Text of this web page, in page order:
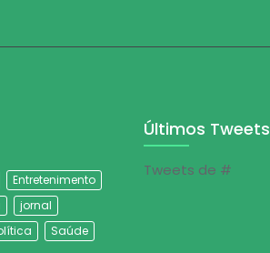
Entretenimento
jornal
Saúde
Últimos Tweets
Tweets de #